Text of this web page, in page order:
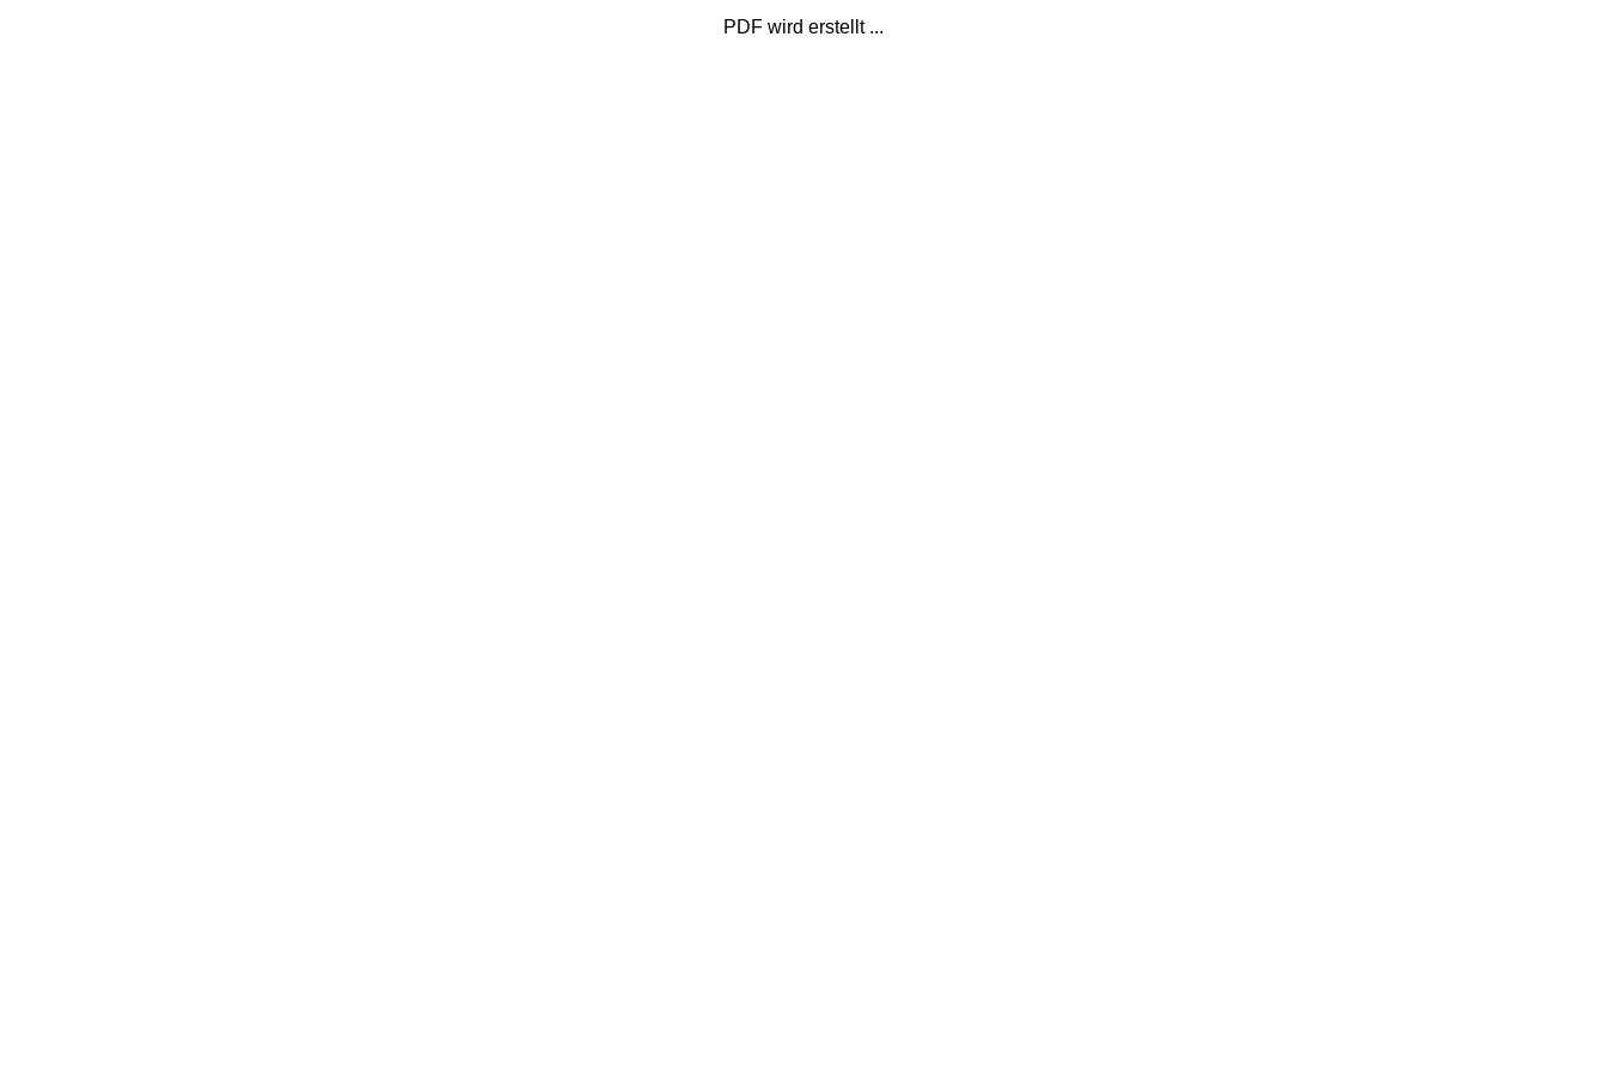
PDF wird erstellt ...